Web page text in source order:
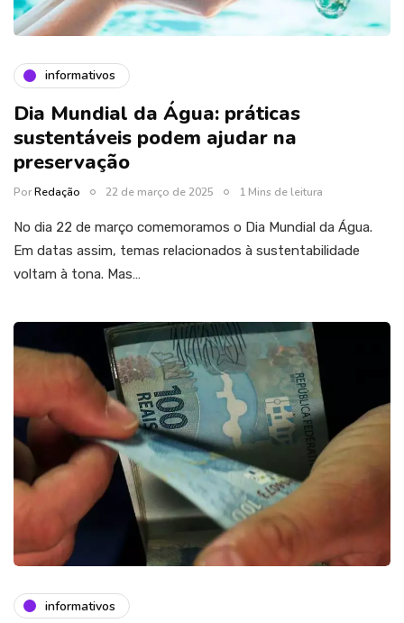
informativos
Dia Mundial da Água: práticas
sustentáveis podem ajudar na
preservação
PorRedação 22 de março de 2025 1 Mins de leitura
No dia 22 de março comemoramos o Dia Mundial da Água.
Em datas assim, temas relacionados à sustentabilidade
voltam à tona. Mas…
informativos